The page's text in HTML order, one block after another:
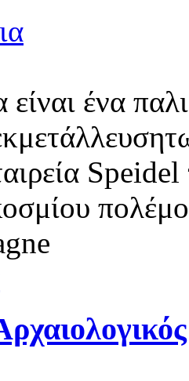
είναι ένα